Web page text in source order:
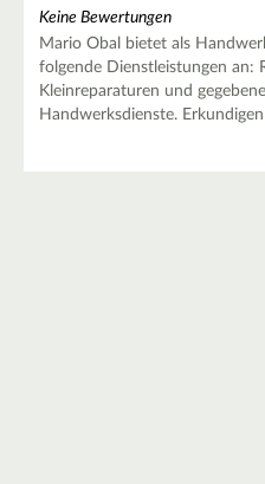
Keine Bewertungen
Mario Obal bietet als
folgende Dienstleistungen an:
Kleinreparaturen und
Handwerksdienste.